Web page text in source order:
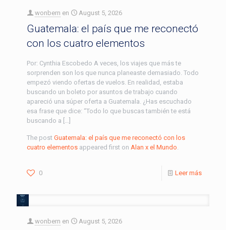
wonbern en August 5, 2026
Guatemala: el país que me reconectó
con los cuatro elementos
Por: Cynthia Escobedo A veces, los viajes que más te
sorprenden son los que nunca planeaste demasiado. Todo
empezó viendo ofertas de vuelos. En realidad, estaba
buscando un boleto por asuntos de trabajo cuando
apareció una súper oferta a Guatemala. ¿Has escuchado
esa frase que dice: “Todo lo que buscas también te está
buscando a […]
The post Guatemala: el país que me reconectó con los
cuatro elementos appeared first on Alan x el Mundo
0 Leer más
wonbern en August 5, 2026